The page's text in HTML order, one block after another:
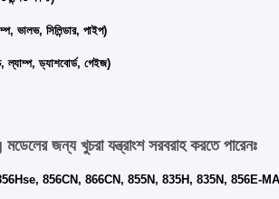
ভালভ, সিলিন্ডার, পাইপ)
ল্যাম্প, ড্যাশবোর্ড, গেইজ)
জন্য খুচরা যন্ত্রাংশ সরবরাহ করতে পারেনঃ
856Hse, 856CN, 866CN, 855N, 835H, 835N,